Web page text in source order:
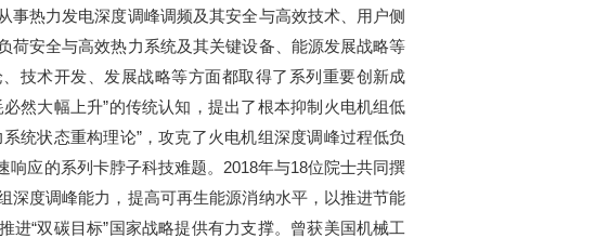
事热力发电深度调峰调频及其安全与高效技术、用户侧
荷安全与高效热力系统及其关键设备、能源发展战略等
技术开发、发展战略等方面都取得了系列重要创新成
然大幅上升”的传统认知，提出了根本抑制火电机组低
统状态重构理论”，攻克了火电机组深度调峰过程低负
响应的系列卡脖子科技难题。2018年与18位院士共同撰
深度调峰能力，提高可再生能源消纳水平，以推进节能
进“双碳目标”国家战略提供有力支撑。曾获美国机械工